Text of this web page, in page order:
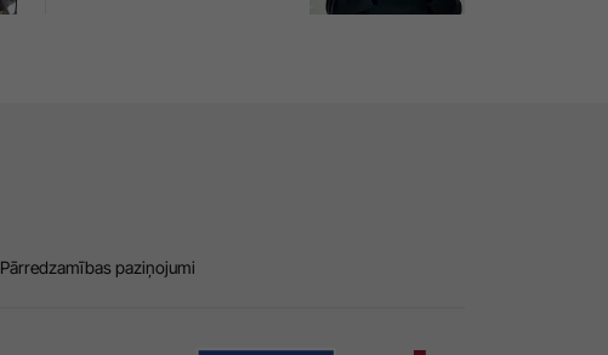
Pārredzamības paziņojumi